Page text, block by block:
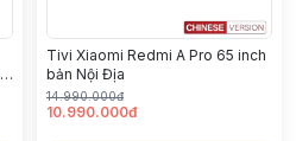
Tivi Xiaomi Redmi A Pro 65 inch
bản Nội Địa
14.990.000đ
10.990.000đ